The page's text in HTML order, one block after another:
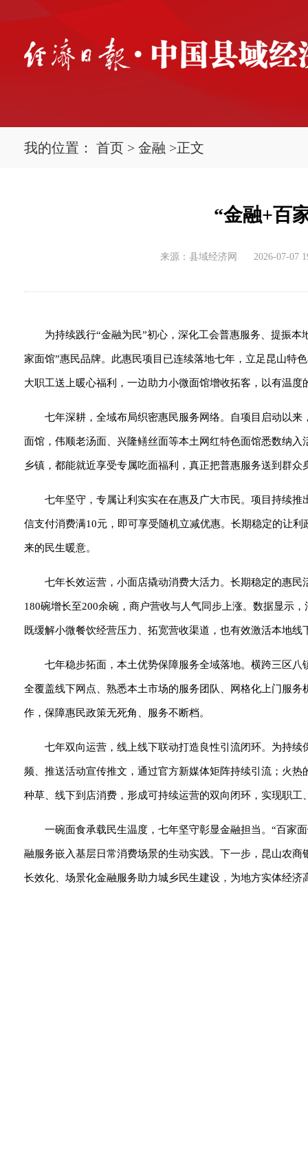
我的位置： 首页 > 金融 >正文
“金融+百
来源：县域经济网 2026-07-07
为持续践行“金融为民”初心，深化工会普惠服务、提振
家面馆”惠民品牌。此惠民项目已连续落地七年，立足昆山特
大职工送上暖心福利，一边助力小微面馆增收拓客，以有温度
七年深耕，全域布局织密惠民服务网络。自项目启动以
面馆，伟顺老汤面、兴隆鳝丝面等本土网红特色面馆悉数纳
乡镇，都能就近享受专属吃面福利，真正把普惠服务送到群众
七年坚守，专属让利实实在在惠及广大市民。项目持续
信支付消费满10元，即可享受随机立减优惠。长期稳定的让
来的民生暖意。
七年长效运营，小面店撬动消费大活力。长期稳定的惠
180碗增长至200余碗，商户营收与人气同步上涨。数据显示
既缓解小微餐饮经营压力、拓宽营收渠道，也有效激活本地
七年稳步拓面，本土优势保障服务全域落地。横跨三区
全覆盖线下网点、熟悉本土市场的服务团队、网格化上门服
作，保障惠民政策无死角、服务不断档。
七年双向运营，线上线下联动打造良性引流闭环。为持
频、推送活动宣传推文，通过官方新媒体矩阵持续引流；火
种草、线下到店消费，形成可持续运营的双向闭环，实现职工
一碗面食承载民生温度，七年坚守彰显金融担当。“百家
融服务嵌入基层日常消费场景的生动实践。下一步，昆山农
长效化、场景化金融服务助力城乡民生建设，为地方实体经